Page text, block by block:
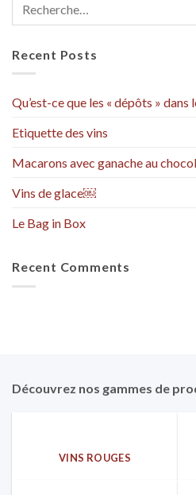
Recent Posts
Qu’est-ce que les « dépôts » dans
Etiquette des vins
Macarons avec ganache au
Vins de glace￼
Le Bag in Box
Recent Comments
Découvrez nos gammes de
VINS ROUGES